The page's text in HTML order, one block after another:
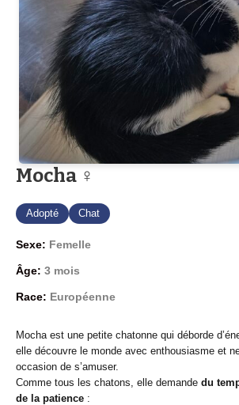
Mocha ♀
Adopté Chat
Sexe: Femelle
Âge: 3 mois
Race: Européenne
Mocha est une petite chatonne qui déborde
elle découvre le monde avec enthousiasme et
occasion de s’amuser.
Comme tous les chatons, elle demande du
de la patience :